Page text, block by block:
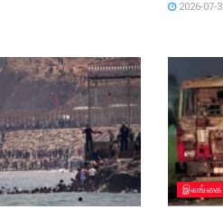
2026-07-
இலங்கை